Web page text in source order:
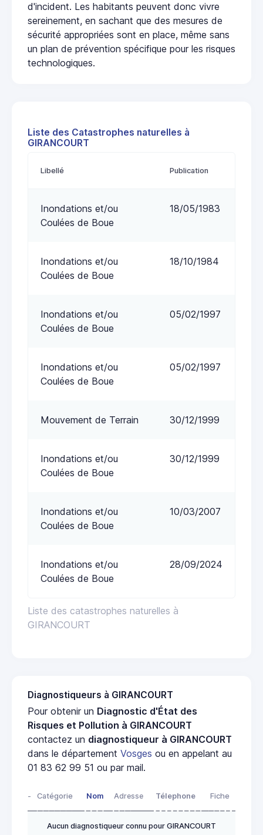
d'incident. Les habitants peuvent donc vivre
sereinement, en sachant que des mesures de
sécurité appropriées sont en place, même sans
un plan de prévention spécifique pour les risques
technologiques.
Liste des Catastrophes naturelles à
GIRANCOURT
Liste des catastrophes naturelles à
GIRANCOURT
Libellé Publication
Inondations et/ou
Coulées de Boue
18/05/1983
Inondations et/ou
Coulées de Boue
18/10/1984
Inondations et/ou
Coulées de Boue
05/02/1997
Inondations et/ou
Coulées de Boue
05/02/1997
Mouvement de Terrain 30/12/1999
Inondations et/ou
Coulées de Boue
30/12/1999
Inondations et/ou
Coulées de Boue
10/03/2007
Inondations et/ou
Coulées de Boue
28/09/2024
Diagnostiqueurs à GIRANCOURT
Pour obtenir un Diagnostic d'État des
Risques et Pollution à GIRANCOURT
contactez un diagnostiqueur à GIRANCOURT
dans le département Vosges ou en appelant au
01 83 62 99 51 ou par mail.
- Catégorie Nom Adresse Télephone Fiche
Aucun diagnostiqueur connu pour GIRANCOURT